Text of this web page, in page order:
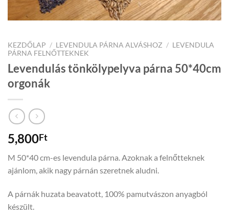
KEZDŐLAP / LEVENDULA PÁRNA ALVÁSHOZ / LEVENDULA
PÁRNA FELNŐTTEKNEK
Levendulás tönkölypelyva párna 50*40cm
orgonák
5,800Ft
M 50*40 cm-es levendula párna. Azoknak a felnőtteknek
ajánlom, akik nagy párnán szeretnek aludni.
A párnák huzata beavatott, 100% pamutvászon anyagból
készült.